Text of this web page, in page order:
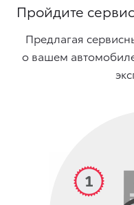
Пройдите
Предлагая
о вашем